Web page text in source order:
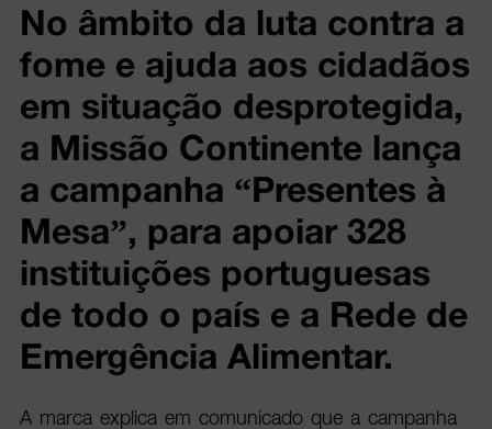
No âmbito da luta contra a
fome e ajuda aos cidadãos
em situação desprotegida,
a Missão Continente lança
a campanha “Presentes à
Mesa”, para apoiar 328
instituições portuguesas
de todo o país e a Rede de
Emergência Alimentar.
A marca explica em comunicado que a campanha